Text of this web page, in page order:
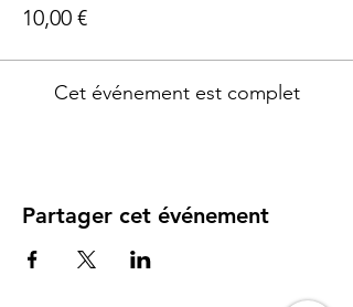
10,00 €
Cet événement est complet
Partager cet événement